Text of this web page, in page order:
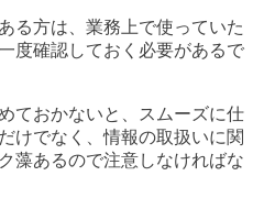
る方は、業務上で使っていた
度確認しておく必要があるで
ておかないと、スムーズに仕
けでなく、情報の取扱いに関
藻あるので注意しなければな